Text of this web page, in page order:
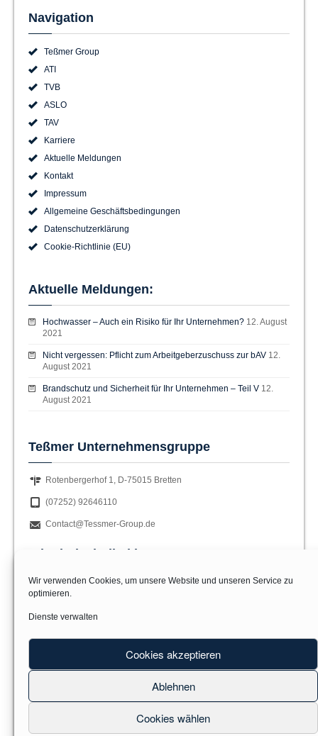
Wir verwenden Cookies, um unsere Website und unseren Service zu
optimieren.
Dienste verwalten
Cookies akzeptieren
Ablehnen
Cookies wählen
Navigation
Teßmer Group
ATI
TVB
ASLO
TAV
Karriere
Aktuelle Meldungen
Kontakt
Impressum
Allgemeine Geschäftsbedingungen
Datenschutzerklärung
Cookie-Richtlinie (EU)
Aktuelle Meldungen:
Hochwasser – Auch ein Risiko für Ihr Unternehmen? 12. August
2021
Nicht vergessen: Pflicht zum Arbeitgeberzuschuss zur bAV 12.
August 2021
Brandschutz und Sicherheit für Ihr Unternehmen – Teil V 12.
August 2021
Teßmer Unternehmensgruppe
Rotenbergerhof 1, D-75015 Bretten
(07252) 92646110
Contact@Tessmer-Group.de
Wir sind Mitglied im